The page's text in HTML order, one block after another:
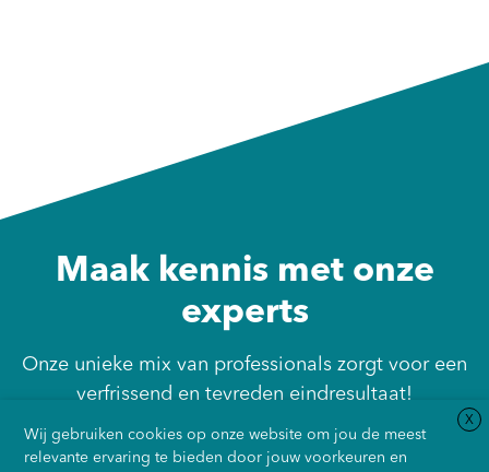
Maak kennis met onze
experts
Onze unieke mix van professionals zorgt voor een
verfrissend en tevreden eindresultaat!
X
Wij gebruiken cookies op onze website om jou de meest
relevante ervaring te bieden door jouw voorkeuren en